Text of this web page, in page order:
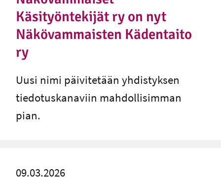
Käsityöntekijät ry on nyt
Näkövammaisten Kädentaito
ry
Uusi nimi päivitetään yhdistyksen
tiedotuskanaviin mahdollisimman
pian.
09.03.2026